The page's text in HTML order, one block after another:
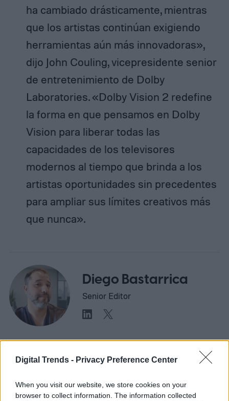
Digital Trends - Privacy Preference Center
When you visit our website, we store cookies on your
browser to collect information. The information collected
ha cambiado drásticamente, mientras
que los artistas continúan exigiendo
herramientas aún más innovadoras»,
dijo John Couling, vicepresidente senior
de entretenimiento de Dolby
Laboratories. «Dolby Vision 2 redefine
la forma en que pensamos en Dolby
Vision para liberar todas las
capacidades de los televisores
modernos al tiempo que brinda a los
artistas oportunidades sin precedentes
para ampliar sus límites creativos más
que nunca».
Diego Bastarrica
Senior Editor
Diego Bastarrica es Senior Editor y Head of
Content en Digital Trends en Español,